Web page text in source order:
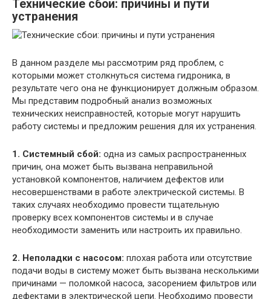
Технические сбои: причины и пути
устранения
В данном разделе мы рассмотрим ряд проблем, с
которыми может столкнуться система гидроника, в
результате чего она не функционирует должным образом.
Мы представим подробный анализ возможных
технических неисправностей, которые могут нарушить
работу системы и предложим решения для их устранения.
1. Системный сбой: одна из самых распространенных
причин, она может быть вызвана неправильной
установкой компонентов, наличием дефектов или
несовершенствами в работе электрической системы. В
таких случаях необходимо провести тщательную
проверку всех компонентов системы и в случае
необходимости заменить или настроить их правильно.
2. Неполадки с насосом: плохая работа или отсутствие
подачи воды в систему может быть вызвана несколькими
причинами — поломкой насоса, засорением фильтров или
дефектами в электрической цепи. Необходимо провести